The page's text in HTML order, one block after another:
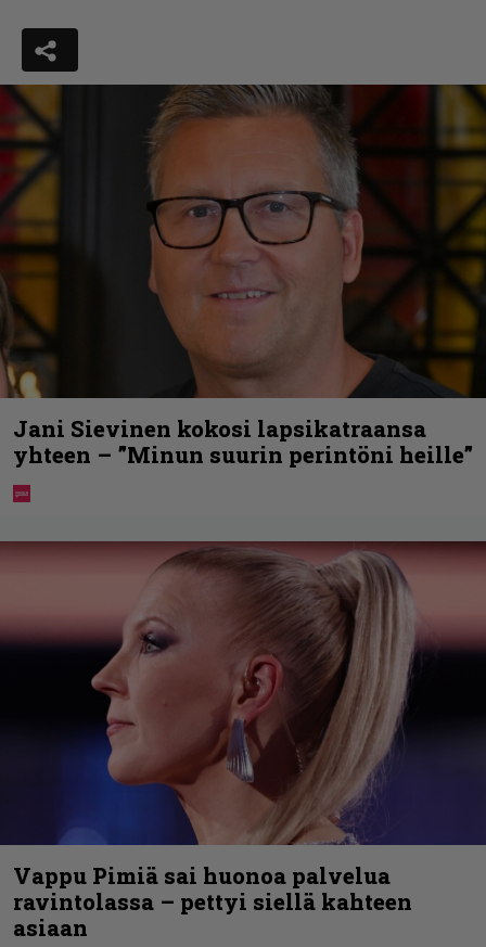
Jani Sievinen kokosi lapsikatraansa
yhteen – ”Minun suurin perintöni heille”
Vappu Pimiä sai huonoa palvelua
ravintolassa – pettyi siellä kahteen
asiaan